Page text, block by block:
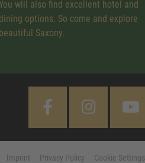
will also find excellent hotel and
dining options. So come and explore
beautiful Saxony.
Imprint Privacy Policy Cookie Settings